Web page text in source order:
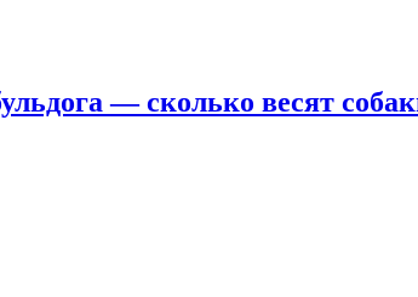
— сколько весят